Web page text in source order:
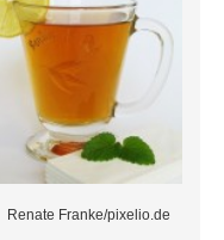
Renate Franke/pixelio.de